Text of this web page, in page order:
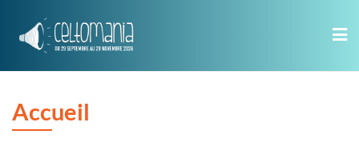
content
Accueil